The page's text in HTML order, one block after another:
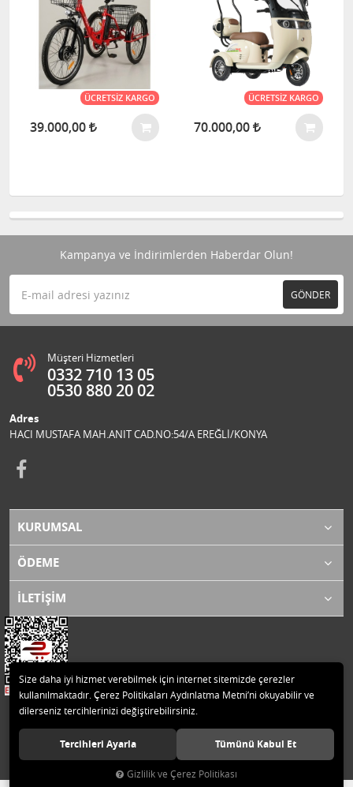
ÜCRETSIZ KARGO
39.000,00
ÜCRETSIZ KARGO
70.000,00
Kampanya ve İndirimlerden Haberdar Olun!
GÖNDER
Müşteri Hizmetleri
0332 710 13 05
0530 880 20 02
Adres
HACI MUSTAFA MAH.ANIT CAD.NO:54/A EREĞLİ/KONYA
KURUMSAL
ÖDEME
İLETİŞİM
© 2020 ZENGEN MOTOR LTD.ŞTİ. Tüm hakları saklıdır.
Size daha iyi hizmet verebilmek için internet sitemizde çerezler
kullanılmaktadır. Çerez Politikaları Aydınlatma Metni’ni okuyabilir ve
dilerseniz tercihlerinizi değiştirebilirsiniz.
Tercihleri Ayarla Tümünü Kabul Et
Gizlilik ve Çerez Politikası